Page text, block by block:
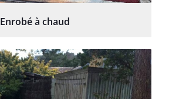
Enrobé à chaud